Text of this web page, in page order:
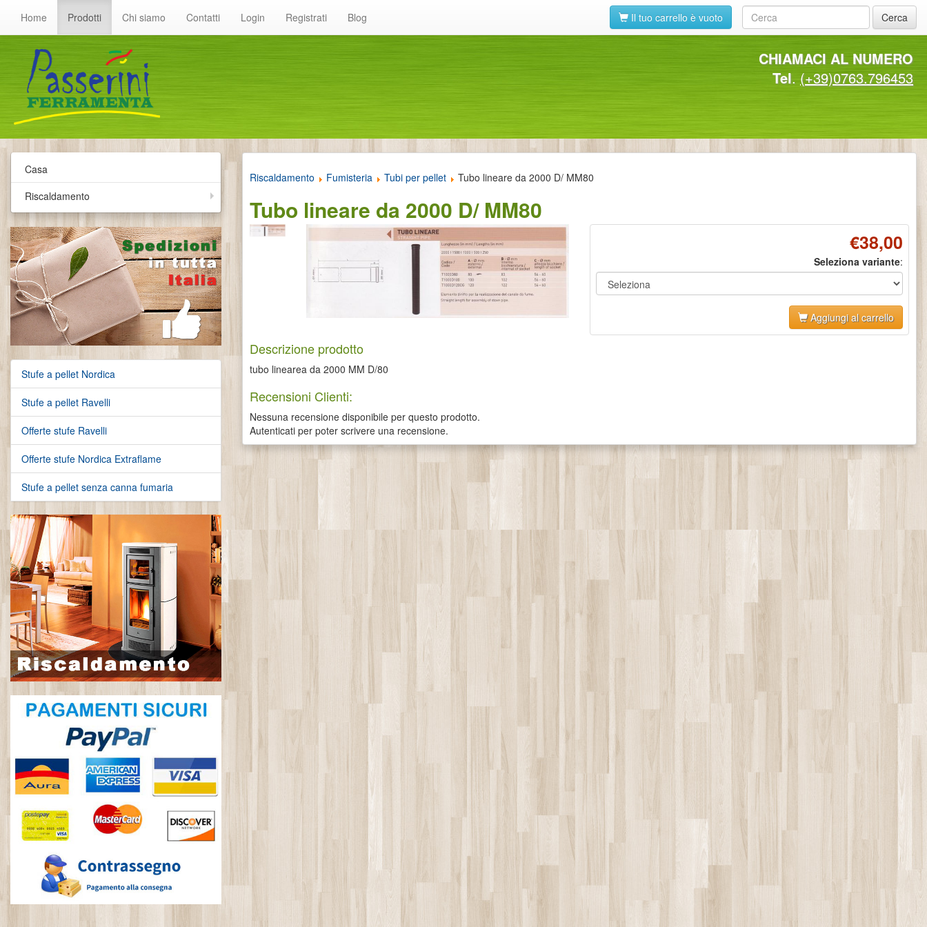
Cerca
Home Prodotti Chi siamo Contatti Login Registrati Blog Il tuo carrello è vuoto
CHIAMACI AL NUMERO
Tel. (+39)0763.796453
Casa
Riscaldamento
Stufe a pellet Nordica
Stufe a pellet Ravelli
Offerte stufe Ravelli
Offerte stufe Nordica Extraflame
Stufe a pellet senza canna fumaria
Riscaldamento Fumisteria Tubi per pellet Tubo lineare da 2000 D/ MM80
Tubo lineare da 2000 D/ MM80
€38,00
Seleziona variante:
Aggiungi al carrello
Descrizione prodotto
tubo linearea da 2000 MM D/80
Recensioni Clienti:
Nessuna recensione disponibile per questo prodotto.
Autenticati per poter scrivere una recensione.